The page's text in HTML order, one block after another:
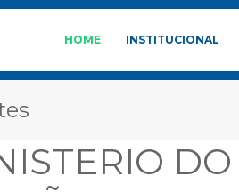
HOME INSTITUCIONAL